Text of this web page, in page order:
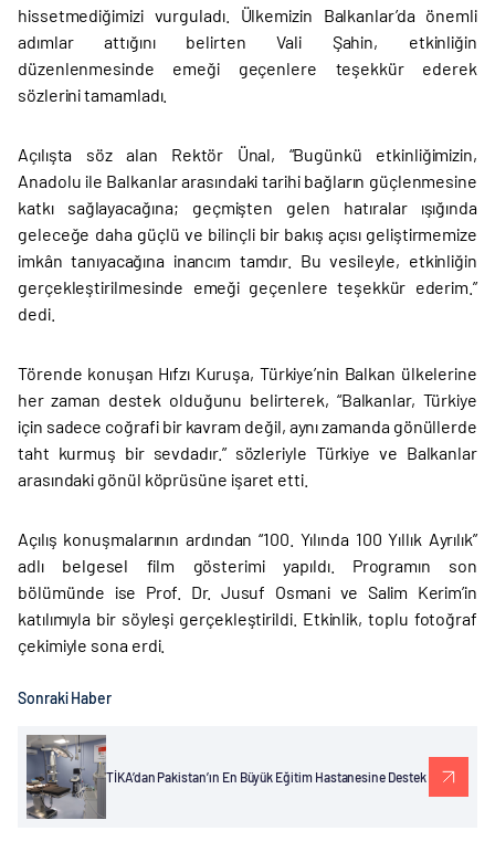
hissetmediğimizi vurguladı. Ülkemizin Balkanlar’da önemli
adımlar attığını belirten Vali Şahin, etkinliğin
düzenlenmesinde emeği geçenlere teşekkür ederek
sözlerini tamamladı.
Açılışta söz alan Rektör Ünal, “Bugünkü etkinliğimizin,
Anadolu ile Balkanlar arasındaki tarihi bağların güçlenmesine
katkı sağlayacağına; geçmişten gelen hatıralar ışığında
geleceğe daha güçlü ve bilinçli bir bakış açısı geliştirmemize
imkân tanıyacağına inancım tamdır. Bu vesileyle, etkinliğin
gerçekleştirilmesinde emeği geçenlere teşekkür ederim.”
dedi.
Törende konuşan Hıfzı Kuruşa, Türkiye’nin Balkan ülkelerine
her zaman destek olduğunu belirterek, “Balkanlar, Türkiye
için sadece coğrafi bir kavram değil, aynı zamanda gönüllerde
taht kurmuş bir sevdadır.” sözleriyle Türkiye ve Balkanlar
arasındaki gönül köprüsüne işaret etti.
Açılış konuşmalarının ardından “100. Yılında 100 Yıllık Ayrılık”
adlı belgesel film gösterimi yapıldı. Programın son
bölümünde ise Prof. Dr. Jusuf Osmani ve Salim Kerim’in
katılımıyla bir söyleşi gerçekleştirildi. Etkinlik, toplu fotoğraf
çekimiyle sona erdi.
Sonraki Haber
TİKA’dan Pakistan’ın En Büyük Eğitim Hastanesine Destek